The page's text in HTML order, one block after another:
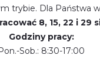
trybie. Dla Państwa
8, 15, 22 і 29
Godziny pracy:
Sob.: 8:30-17:00